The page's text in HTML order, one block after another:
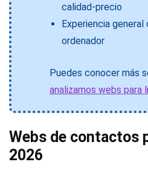
calidad-precio
Experiencia general
ordenador
Puedes conocer más
analizamos webs para
Webs de contactos
2026